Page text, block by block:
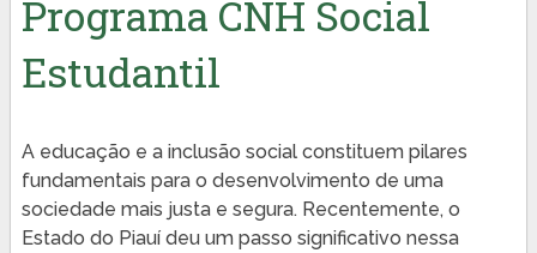
Programa CNH Social
Estudantil
A educação e a inclusão social constituem pilares
fundamentais para o desenvolvimento de uma
sociedade mais justa e segura. Recentemente, o
Estado do Piauí deu um passo significativo nessa